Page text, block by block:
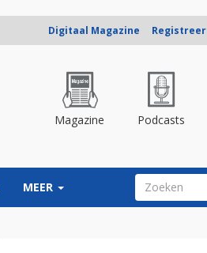
Digitaal Magazine Registreer
Magazine Podcasts
MEER ZOEKVELD